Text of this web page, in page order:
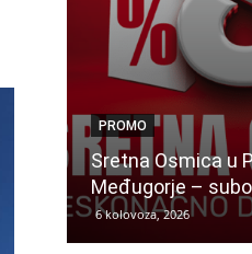
PROMO
Sretna Osmica u
Međugorje –
6 kolovoza, 2026